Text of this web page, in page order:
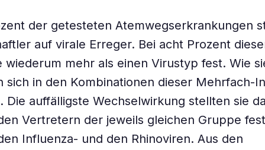
der getesteten Atemwegserkrankungen
auf virale Erreger. Bei acht Prozent
wiederum mehr als einen Virustyp fest. Wie
sich in den Kombinationen dieser Mehrfach-
Die auffälligste Wechselwirkung stellten sie
Vertretern der jeweils gleichen Gruppe
Influenza- und den Rhinoviren. Aus den